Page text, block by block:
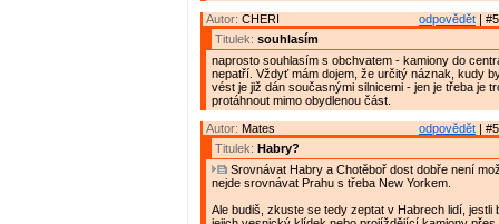
odpovědět |
Autor: CHERI
Titulek: souhlasím
naprosto souhlasím s obchvatem - kamiony do
nepatří. Vždyť mám dojem, že určitý náznak, kudy
vést je již dán současnými silnicemi - jen je třeba je
protáhnout mimo obydlenou část.
odpovědět |
Autor: Mates
Titulek: Habry?
Srovnávat Habry a Chotěboř dost dobře není
nejde srovnávat Prahu s třeba New Yorkem.
Ale budiš, zkuste se tedy zeptat v Habrech lidí, jestli